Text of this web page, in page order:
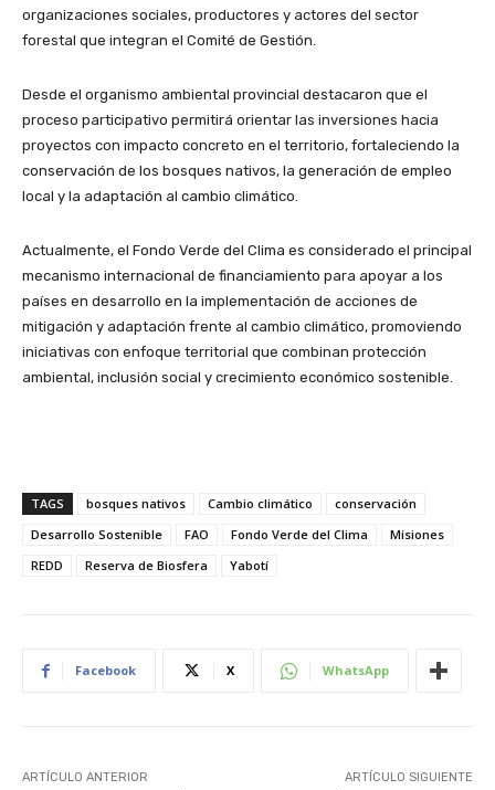
organizaciones sociales, productores y actores del sector
forestal que integran el Comité de Gestión.
Desde el organismo ambiental provincial destacaron que el
proceso participativo permitirá orientar las inversiones hacia
proyectos con impacto concreto en el territorio, fortaleciendo la
conservación de los bosques nativos, la generación de empleo
local y la adaptación al cambio climático.
Actualmente, el Fondo Verde del Clima es considerado el principal
mecanismo internacional de financiamiento para apoyar a los
países en desarrollo en la implementación de acciones de
mitigación y adaptación frente al cambio climático, promoviendo
iniciativas con enfoque territorial que combinan protección
ambiental, inclusión social y crecimiento económico sostenible.
TAGS bosques nativos Cambio climático
conservación
Desarrollo Sostenible
FAO Fondo Verde del Clima
Misiones
REDD
Reserva de Biosfera Yabotí
Facebook X WhatsApp
ARTÍCULO ANTERIOR ARTÍCULO SIGUIENTE